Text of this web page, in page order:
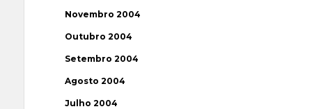
Novembro 2004
Outubro 2004
Setembro 2004
Agosto 2004
Julho 2004